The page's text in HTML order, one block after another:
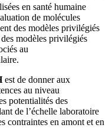
en santé humaine
de molécules
des modèles privilégiés
modèles privilégiés
au
est de donner aux
au niveau
potentialités des
de l’échelle laboratoire
contraintes en amont et en